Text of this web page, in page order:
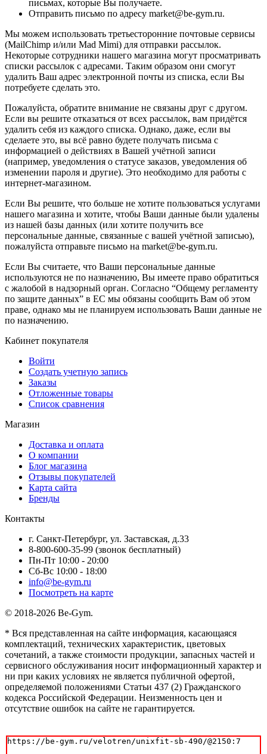
письмах, которые Вы получаете.
Отправить письмо по адресу market@be-gym.ru.
Мы можем использовать третьесторонние почтовые сервисы
(MailChimp и/или Mad Mimi) для отправки рассылок.
Некоторые сотрудники нашего магазина могут просматривать
списки рассылок с адресами. Таким образом они смогут
удалить Ваш адрес электронной почты из списка, если Вы
потребуете сделать это.
Пожалуйста, обратите внимание не связаны друг с другом.
Если вы решите отказаться от всех рассылок, вам придётся
удалить себя из каждого списка. Однако, даже, если вы
сделаете это, вы всё равно будете получать письма с
информацией о действиях в Вашей учётной записи
(например, уведомления о статусе заказов, уведомления об
изменении пароля и другие). Это необходимо для работы с
интернет-магазином.
Если Вы решите, что больше не хотите пользоваться услугами
нашего магазина и хотите, чтобы Ваши данные были удалены
из нашей базы данных (или хотите получить все
персональные данные, связанные с вашей учётной записью),
пожалуйста отправьте письмо на market@be-gym.ru.
Если Вы считаете, что Ваши персональные данные
используются не по назначению, Вы имеете право обратиться
с жалобой в надзорный орган. Согласно “Общему регламенту
по защите данных” в ЕС мы обязаны сообщить Вам об этом
праве, однако мы не планируем использовать Ваши данные не
по назначению.
Кабинет покупателя
Войти
Создать учетную запись
Заказы
Отложенные товары
Список сравнения
Магазин
Доставка и оплата
О компании
Блог магазина
Отзывы покупателей
Карта сайта
Бренды
Контакты
г. Санкт-Петербург, ул. Заставская, д.33
8-800-600-35-99 (звонок бесплатный)
Пн-Пт 10:00 - 20:00
Сб-Вс 10:00 - 18:00
info@be-gym.ru
Посмотреть на карте
© 2018-2026 Be-Gym.
* Вся представленная на сайте информация, касающаяся
комплектаций, технических характеристик, цветовых
сочетаний, а также стоимости продукции, запасных частей и
сервисного обслуживания носит информационный характер и
ни при каких условиях не является публичной офертой,
определяемой положениями Статьи 437 (2) Гражданского
кодекса Российской Федерации. Неизменность цен и
отсутствие ошибок на сайте не гарантируется.
https://be-gym.ru/velotren/unixfit-sb-490/@2150:7